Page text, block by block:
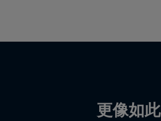
更像如此